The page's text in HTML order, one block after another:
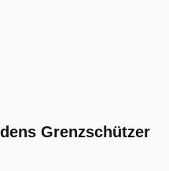
Grenzschützer